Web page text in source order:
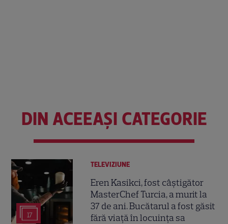
DIN ACEEAȘI CATEGORIE
17
TELEVIZIUNE
Eren Kasikci, fost câștigător
MasterChef Turcia, a murit la
37 de ani. Bucătarul a fost găsit
fără viață în locuința sa